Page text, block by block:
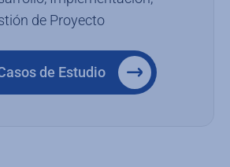
de Proyecto
de Estudio